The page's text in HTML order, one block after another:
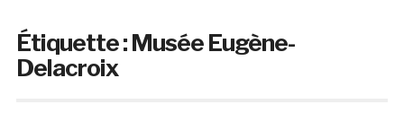
Étiquette :Musée Eugène-
Delacroix